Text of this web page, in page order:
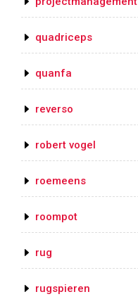
quadriceps
quanfa
reverso
robert vogel
roemeens
roompot
rug
rugspieren